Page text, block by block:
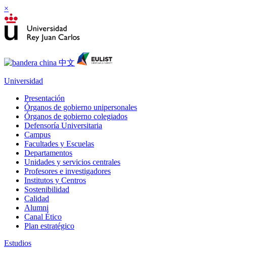
×
Universidad
Presentación
Órganos de gobierno unipersonales
Órganos de gobierno colegiados
Defensoría Universitaria
Campus
Facultades y Escuelas
Departamentos
Unidades y servicios centrales
Profesores e investigadores
Institutos y Centros
Sostenibilidad
Calidad
Alumni
Canal Ético
Plan estratégico
Estudios